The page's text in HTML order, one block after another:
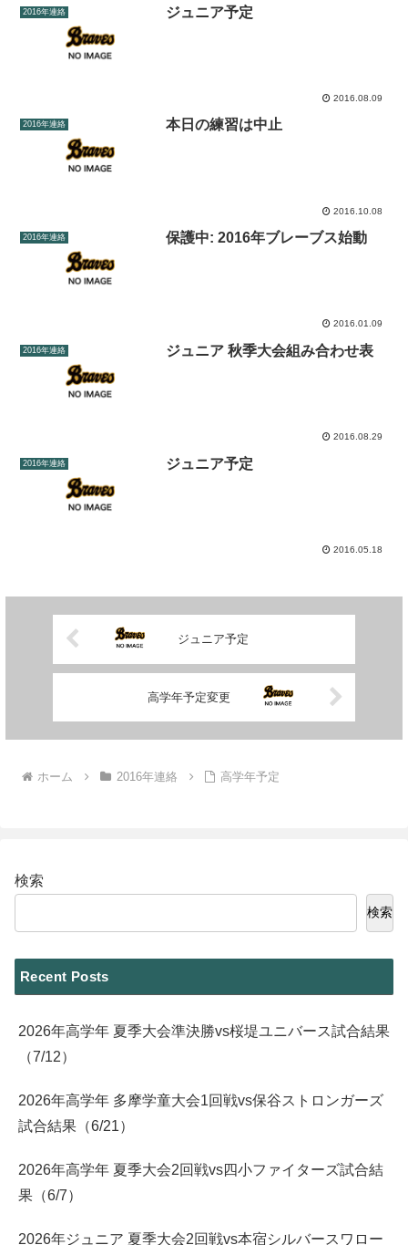
2016年連絡 ジュニア予定
2016.08.09
2016年連絡 本日の練習は中止
2016.10.08
2016年連絡 保護中: 2016年ブレーブス始動
2016.01.09
2016年連絡 ジュニア 秋季大会組み合わせ表
2016.08.29
2016年連絡 ジュニア予定
2016.05.18
ジュニア予定
高学年予定変更
ホーム 2016年連絡 高学年予定
検索
検索
Recent Posts
2026年高学年 夏季大会準決勝vs桜堤ユニバース試合結果
（7/12）
2026年高学年 多摩学童大会1回戦vs保谷ストロンガーズ
試合結果（6/21）
2026年高学年 夏季大会2回戦vs四小ファイターズ試合結
果（6/7）
2026年ジュニア 夏季大会2回戦vs本宿シルバースワロー